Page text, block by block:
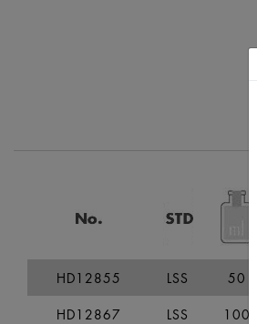
HD12855 LSS 50
HD12867
LSS 100